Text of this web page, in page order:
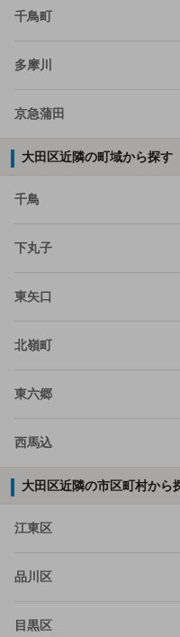
千鳥町
多摩川
京急蒲田
大田区近隣の町域から探す
千鳥
下丸子
東矢口
北嶺町
東六郷
西馬込
大田区近隣の市区町村から
江東区
品川区
目黒区